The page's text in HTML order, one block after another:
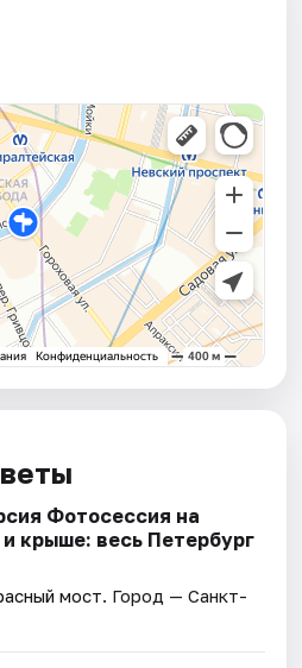
Фотосессия на
крыше: весь Петербург
мост. Город — Санкт-